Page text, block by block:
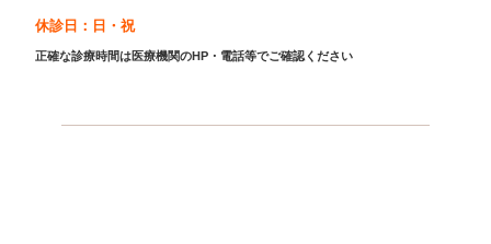
休診日：日・祝
正確な診療時間は医療機関のHP・電話等でご確認ください